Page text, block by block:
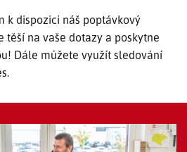
k dispozici náš poptávkový
těší na vaše dotazy a poskytne
Dále můžete využít sledování